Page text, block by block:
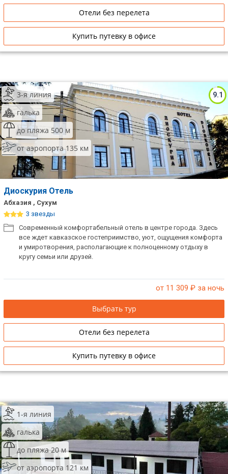
Отели без перелета
Купить путевку в офисе
9.1
3-я линия
галька
до пляжа 500 м
от аэропорта 135 км
Диоскурия Отель
Абхазия , Сухум
3 звезды
Современный комфортабельный отель в центре города. Здесь
все ждет кавказское гостеприимство, уют, ощущения комфорта
и умиротворения, располагающие к полноценному отдыху в
кругу семьи или друзей.
от 11 309 ₽ за ночь
Выбрать тур
Отели без перелета
Купить путевку в офисе
1-я линия
галька
до пляжа 20 м
от аэропорта 121 км